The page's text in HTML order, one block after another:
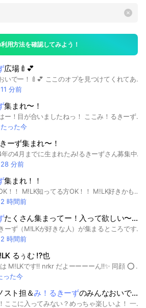
用方法を確認してみよう！
広場🍼︎💕︎
見てくれた子おいでー！🍼💕 ここのオプを見つけてくれてありがとうっ！ 新規み！るきーずでも大歓迎！ 色んなみ！るきーずと楽しく話したいです！ 少し過密です！沢山話したい方には大大歓迎！！ 通知多いなーって思った方は抜けるのではなく通知部屋にいて欲しいです🥺♡ もちろん旧メンバーを推してる方でも大歓迎です！🤍𐙚 自分がデコった写真や動画など大歓迎！ 🎗🎀。.:✨＊゜🎀。.🎗:＊゜🎀✨ 今は低体温男子になつかれました。の語り部屋と君の好きは無敵の語り部屋があります！！ それだけを語りたい人は専用の部屋だけに入るのも全然大丈夫です❣ 目標は95です！あと3人！入って貰えたらとっても嬉しいです🥹‪‪🫶🏻︎‪ 1人でも多くの方とM!LKを語れたら嬉しいです𓂃🎀𓈒𓏸 オープンチャット開設日 2026年3月22日 #M!LK #吉田仁人 #佐野勇斗 #山中柔太朗 #塩﨑太智 #曽野舜太 #み！るきーず
11 分前
集まれ〜！
あ！こんにちはー！目が合いましたねっ！ ここみ！るきーずが集まる場所ですっ💞 ど新規み！るきーずさんも大歓迎👍🏻 みんなでM!LKについて語りましょっ！ そこでルールがありますっ！ 守れる方だけ入って欲しいです 1、荒らし❌（スタレン含） 2、雑談、タメ⭕️ 3、人が嫌なこと言うの❌ 4、M!LK以外に語るの⭕️ 5、アイコンはM!LKでお願いしますっ！ 6、同担拒否の方入るの❌ ダメなことをしてしまった場合1回目は注意しますが、2回目からは強制退会となります！ 気をつけてください！ って感じのゆる〜いオプチャです！ 是非たくさんの人呼んでほしいです！ 以上管理人のりいでしたっ！ #M!LK #佐野勇斗 #山中柔太朗 #曽野舜太 #吉田仁人 #塩﨑太智
たった今
ーず集まれ〜！
2013年、2014年の4月までに生まれたみ!るきーずさん募集中です！ 仲良くM!LKの話や雑談をしたいです！ アイコンは”なるべく”M!LK関連のものでお願いします！（違くても大丈夫です！） 元メン推し様も大歓迎ですよ！ 管理人の私も板垣瑞樹くん推しなので #MILK #milk #みるく #みるきーず #13世代 #佐野勇斗 #吉田仁人 #塩﨑太智 #しおざきだいち #山中柔太朗 #曽野舜太 #板垣瑞樹 #山﨑悠稀 #宮世琉弥
28 分前
集まれ！！
み！るきーずOK！！ M!LK知ってる方OK！！ M!LK好きかも、OK！！ みんなで話そー！遠慮なく入室してねー！！ アイコンはM!LK関係でお願いいたします！ 即抜けは禁止だよー！！ 入ったら大事なノート見てね！ #M!LK #MILK #佐野勇斗 #吉田仁人 #山中柔太朗 #塩﨑太智 #曽野舜太 #み！るきーず
2 時間前
たくさん集まってー！入って欲しい〜！！😭
ここはみ！るきーず（M!LKが好きな人）が集まるところです！！ 人数少ないけど毎日、クイズや質問をしてみんなと仲を深めようとしています！！たくさん話してるよ！ たくさん入ってー！！ 箱推しでもペア推しでも○！ みんなでM!LKのことたくさん語ろー！！ 人数少なくてもたくさん喋れたらいいなっ！ 新規でも古参でも全然OK！ 入ったらノートに自己紹介してね！ みんなで仲良く語り合おう！ 宣伝も〇！ 加工した写真も〇！ オプチャを作った日 2026年 7月22日
2 時間前
るぅむ ⁉️也
どうも 僕たちは M!LKです‼️ nrkr だよーーーーん‼️✨️ 同顔 ⭕️ 折伽羅･旧 ❌ 也以外は通しません‼️ ちょーーっと❓今目が合ったよね 👀✨️ 見過ごせないよ 🥰🥰 こんな 奇跡二度とないよ❣️ 真 ･ 運命 だね 😘😘 こんなこと 人生に1回あるかないかくらいだよね ｳﾝｳﾝ 入っちゃぉ 〜 ❕🙄 管理人の 佐野勇斗が 待ってますよん ※諸事情により今は管理人塩﨑太智です 〜 メンバー 〜 🩷 ぴーちひっぷぴんく岡崎 💛 きらめきいえろー 💙 さふぁいあぶるー ‎🤍 くりすたるほわいと ❤️ はっぴーれっど #M!LK #み!るきーず #也霧
った今
スト担＆み！るきーずのみんなおいでぇぇぇ！！🍏💎☃️🥛
目が合った君！ここに入ってみない？めっちゃ楽しいよ！ 一応ルール説明！ 雑談恋愛相談まる！アンチと荒らしは回れ右！詳しくは大事なノート載せてます！ 入ったら大事なノートの確認とノートに自己紹介お願いしますっっ！！ ミセスかSnowManかSixTONESかM!LKのどれかひとつ押してる方でもいいので入りましょ！！ 推しについてバンバン語っちゃいましょぉぉ！ アイコンは自由ですが下ネタ系はやめてくださいね！ 50人目指してるのでおいでください！ まじで本気でバチくそ楽しいよ？？入ろ？？ 入ったら俺の方からファンサあげちゃう☆() まぁ茶番は置いといて 説明欄見たなら来てね！！ 建設日 8月24日 9月1日 10人達成 12月5日 20人達成 1月9日 30人達成 3月3日 40人達成 #ミセス#藤澤涼架#若井滉斗#大森元貴#写真共有#雑談#個性#相談#SnowMan#SixTONES#M!LK#佐久間大介#髙地優吾#松村北斗#ジェシー#京本大我#田中樹#ラウール#宮舘涼太#渡辺翔太#阿部亮平#目黒蓮#向井康二#岩本照#深澤辰哉#塩﨑大智#佐野勇斗#吉田仁人#曽野舜太#山中柔太郎#推し